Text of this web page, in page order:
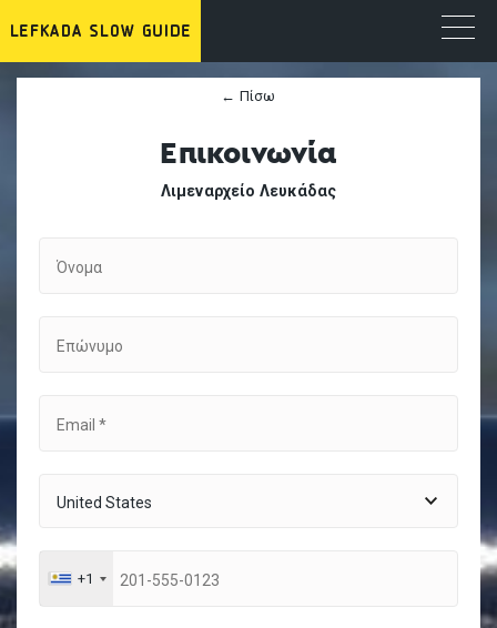
← Πίσω
Επικοινωνία
Λιμεναρχείο Λευκάδας
+1